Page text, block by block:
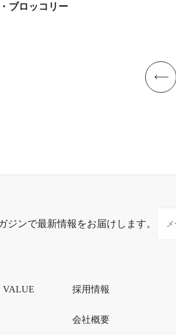
ブロッコリー
ジンで最新情報をお届けします。
VALUE 採用情報
会社概要